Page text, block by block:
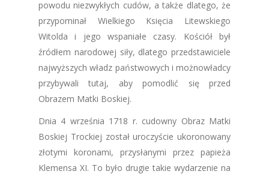
powodu niezwykłych cudów, a także dlatego, że
przypominał Wielkiego Księcia Litewskiego
Witolda i jego wspaniałe czasy. Kościół był
źródłem narodowej siły, dlatego przedstawiciele
najwyższych władz państwowych i możnowładcy
przybywali tutaj, aby pomodlić się przed
Obrazem Matki Boskiej.
Dnia 4 września 1718 r. cudowny Obraz Matki
Boskiej Trockiej został uroczyście ukoronowany
złotymi koronami, przysłanymi przez papieża
Klemensa XI. To było drugie takie wydarzenie na